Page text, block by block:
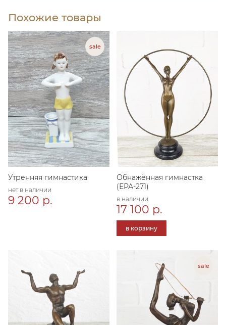
Похожие товары
Утренняя гимнастика
нет в наличии
9 200 р.
Обнажённая гимнастка
(ЕРА-271)
в наличии
17 100 р.
в корзину